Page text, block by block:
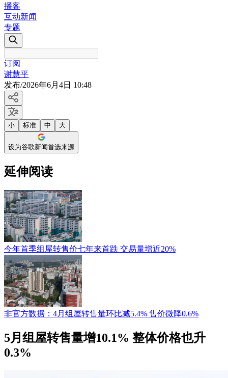
播客
互动新闻
专题
订阅
谢慧平
发布/2026年6月4日 10:48
小 标准 中 大
设为谷歌新闻首选来源
延伸阅读
今年首季组屋转售价七年来首跌 交易量增近20%
非官方数据：4月组屋转售量环比减5.4% 售价微降0.6%
5月组屋转售量增10.1% 整体价格也升
0.3%